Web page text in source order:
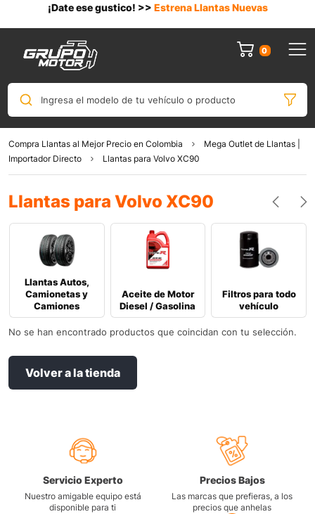
¡Date ese gustico! >> Estrena Llantas Nuevas
0
Ingresa el modelo de tu vehículo o producto
Compra Llantas al Mejor Precio en Colombia
Mega Outlet de Llantas |
Importador Directo
Llantas para Volvo XC90
Llantas para Volvo XC90
Llantas Autos,
Camionetas y
Camiones
Aceite de Motor
Diesel / Gasolina
Filtros para todo
vehículo
No se han encontrado productos que coincidan con tu selección.
Volver a la tienda
Servicio Experto
Nuestro amigable equipo está
disponible para ti
Precios Bajos
Las marcas que prefieras, a los
precios que anhelas